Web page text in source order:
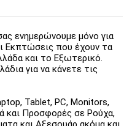
ενημερώνουμε μόνο για
Εκπτώσεις που έχουν τα
και το Εξωτερικό.
για να κάνετε τις
Tablet, PC, Monitors,
και Προσφορές σε Ρούχα,